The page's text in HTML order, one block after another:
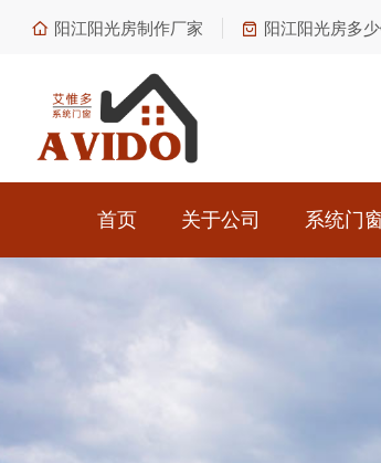
阳江阳光房制作厂家 阳江阳光房多
首页 关于公司 系统门